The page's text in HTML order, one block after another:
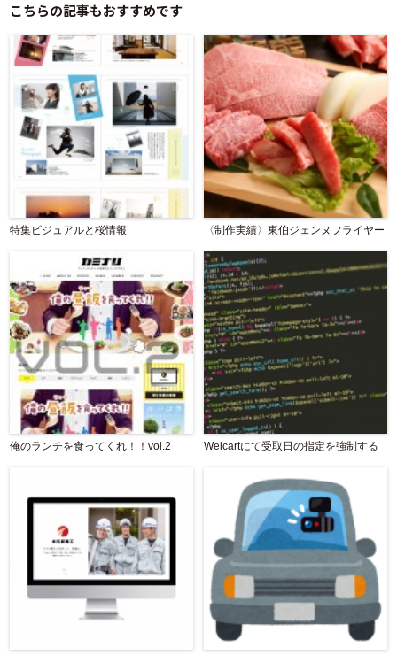
こちらの記事もおすすめです
特集ビジュアルと桜情報 〈制作実績〉東伯ジェンヌフライヤー
俺のランチを食ってくれ！！vol.2 Welcartにて受取日の指定を強制する